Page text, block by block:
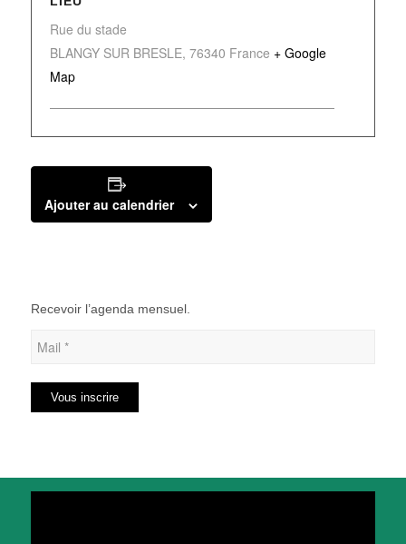
Rue du stade
BLANGY SUR BRESLE, 76340 France + Google
Map
Ajouter au calendrier
Recevoir l’agenda mensuel.